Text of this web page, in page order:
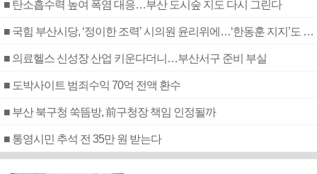
■ 탄소흡수력 높여 폭염 대응…부산 도시숲 지도 다시 그린다
■ 국힘 부산시당, ‘정이한 조력’ 시의원 윤리위에…‘한동훈 지지’도 신고접수
■ 의료헬스 신성장 산업 키운다더니…부산서구 준비 부실
■ 도박사이트 범죄수익 70억 전액 환수
■ 부산 북구청 쑥뜸방, 前구청장 책임 인정될까
■ 통영시민 추석 전 35만 원 받는다